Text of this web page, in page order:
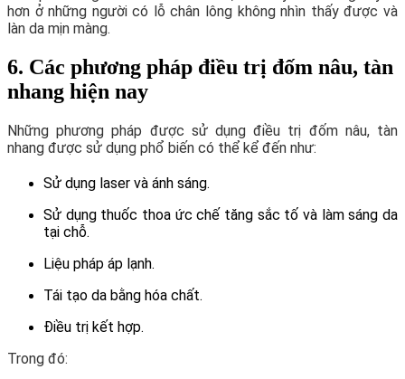
hơn ở những người có lỗ chân lông không nhìn thấy được và
làn da mịn màng.
6. Các phương pháp điều trị đốm nâu, tàn
nhang hiện nay
Những phương pháp được sử dụng điều trị đốm nâu, tàn
nhang được sử dụng phổ biến có thể kể đến như:
Sử dụng laser và ánh sáng.
Sử dụng thuốc thoa ức chế tăng sắc tố và làm sáng da
tại chỗ.
Liệu pháp áp lạnh.
Tái tạo da bằng hóa chất.
Điều trị kết hợp.
Trong đó: